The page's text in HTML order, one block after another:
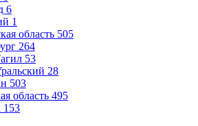
6
1
область 505
264
53
28
503
область 495
153